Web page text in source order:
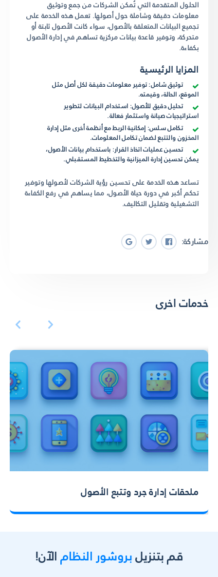
الحلول المتقدمة التي تُمكن الشركات من جمع وتوثيق
معلومات دقيقة وشاملة حول أصولها. تعمل هذه الخدمة على
تجميع البيانات المتعلقة بالأصول، سواء كانت الأصول ثابتة أو
متحركة، وتوفير قاعدة بيانات مركزية تساهم في إدارة الأصول
بكفاءة.
المزايا الرئيسية
توثيق شامل: توفير معلومات دقيقة لكل أصل مثل
الموقع، الحالة، وقيمته.
تحليل دقيق للأصول: استخدام البيانات لتطوير
استراتيجيات صيانة واستثمار فعالة.
تكامل سلس: إمكانية الربط مع أنظمة أخرى مثل إدارة
المخزون والتتبع لضمان تكامل المعلومات.
تحسين عمليات اتخاذ القرار: باستخدام بيانات الأصول،
يمكن تحسين إدارة الميزانية والتخطيط المستقبلي.
تساعد هذه الخدمة على تحسين رؤية الشركات لأصولها وتوفير
تحكم أكبر في دورة حياة الأصول، مما يساهم في رفع الكفاءة
التشغيلية وتقليل التكاليف.
مشاركة:
خدمات اخرى
ملحقات إدارة جرد وتتبع الأصول
قم بتنزيلبروشور النظامالآن!